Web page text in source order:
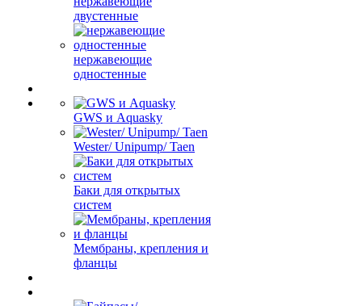
двустенные
нержавеющие
одностенные
GWS и Aquasky
Wester/ Unipump/ Taen
Баки для открытых
систем
Мембраны, крепления и
фланцы